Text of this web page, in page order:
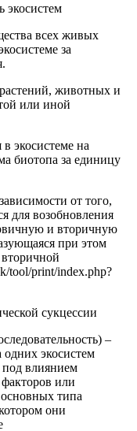
экосистем
всех живых
за
животных и
или иной
экосистеме на
биотопа за единицу
от того,
для возобновления
и вторичную
при этом
tool/print/index.php?
сукцессии
–
одних экосистем
под влиянием
или
типа
они